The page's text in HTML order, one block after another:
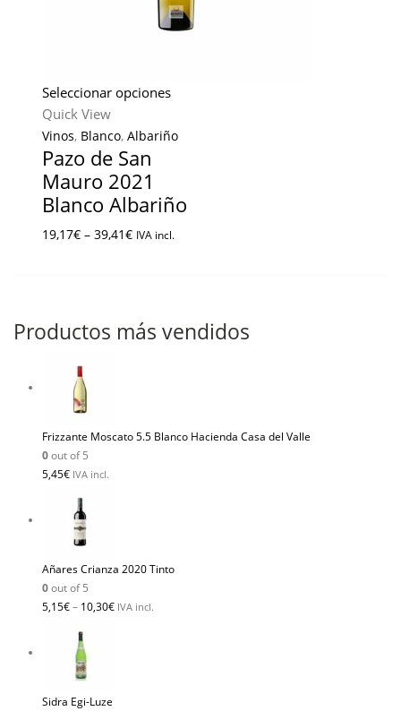
Seleccionar opciones
Quick View
Vinos, Blanco, Albariño
Pazo de San
Mauro 2021
Blanco Albariño
19,17€– 39,41€ IVA incl.
Productos más vendidos
Frizzante Moscato 5.5 Blanco Hacienda Casa del Valle
0out of 5
5,45€ IVA incl.
Añares Crianza 2020 Tinto
0out of 5
5,15€– 10,30€ IVA incl.
Sidra Egi-Luze